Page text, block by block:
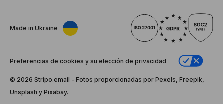
Made in Ukraine
Preferencias de cookies y su elección de privacidad
© 2026 Stripо.email - Fotos proporcionadas por Pexels, Freepik,
Unsplash y Pixabay.